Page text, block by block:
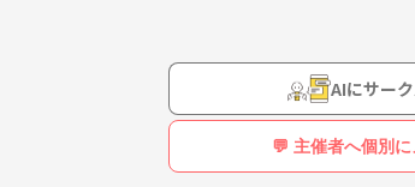
にある僕が経営するデザインオフィスの店舗です。
AIにサー
💬 主催者へ個別